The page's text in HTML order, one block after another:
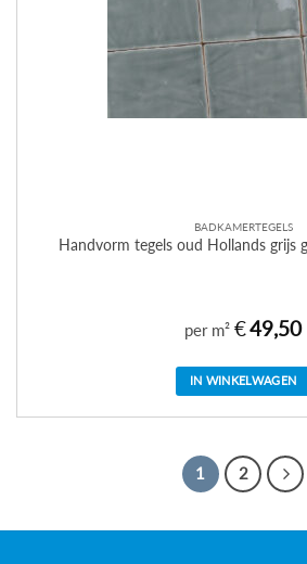
BADKAMERTEGELS
Handvorm tegels oud Hollands grijs
per m² €49,50
IN WINKELWAGEN
1 2